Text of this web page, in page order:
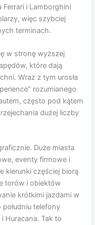
i Lamborghini
więc szybciej
terminach.
w stronę wyższej
które dają
Wraz z tym urosła
rozumianego
często pod kątem
dużej liczby
Duże miasta
eventy firmowe i
kierunki częściej biorą
torów i obiektów
krótkimi jazdami w
telefony
Huracana. Tak to